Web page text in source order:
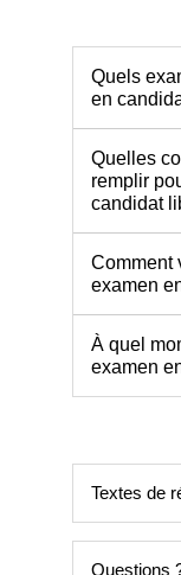
Quels
en
Quelles
remplir
candidat
Comment
examen
À quel
examen
Textes de
Questions